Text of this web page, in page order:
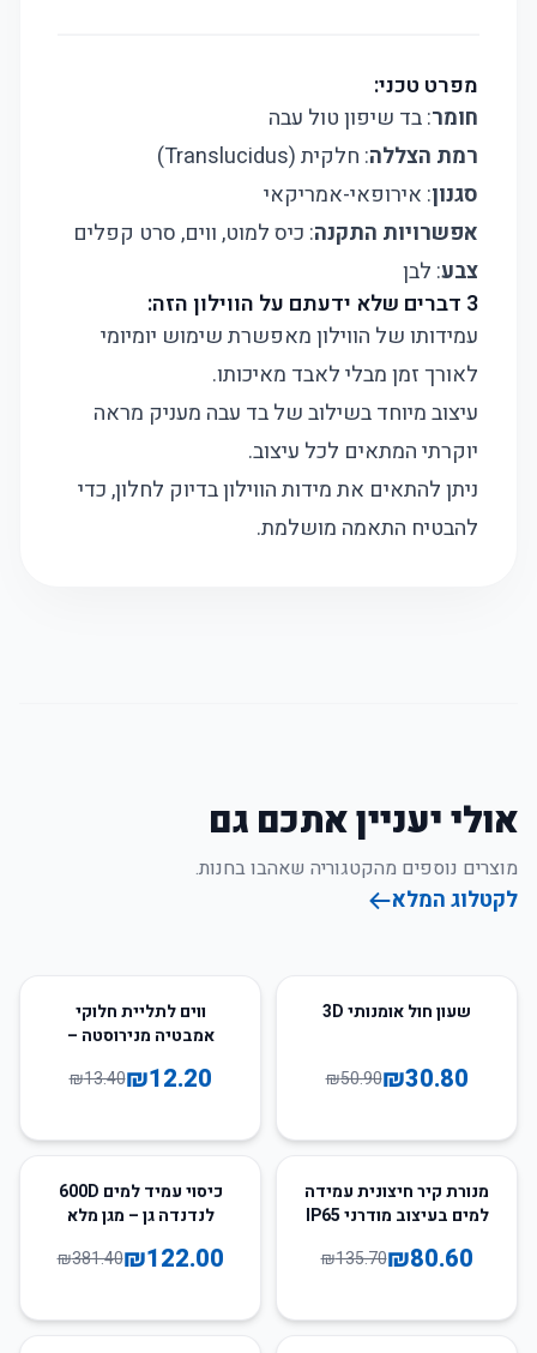
מפרט טכני:
חומר: בד שיפון טול עבה
רמת הצללה: חלקית (Translucidus)
סגנון: אירופאי-אמריקאי
אפשרויות התקנה: כיס למוט, ווים, סרט קפלים
צבע: לבן
3 דברים שלא ידעתם על הווילון הזה:
עמידותו של הווילון מאפשרת שימוש יומיומי
לאורך זמן מבלי לאבד מאיכותו.
עיצוב מיוחד בשילוב של בד עבה מעניק מראה
יוקרתי המתאים לכל עיצוב.
ניתן להתאים את מידות הווילון בדיוק לחלון, כדי
להבטיח התאמה מושלמת.
אולי יעניין אתכם גם
מוצרים נוספים מהקטגוריה שאהבו בחנות.
לקטלוג המלא
שעון חול אומנותי 3D
₪30.80
₪50.90
ווים לתליית חלוקי
אמבטיה מנירוסטה –
למים
₪12.20
₪13.40
41%מנורת קיר חיצונית עמידה
למים בעיצוב מודרני IP65
₪80.60
₪135.70
68
כיסוי עמיד למים 600D
לנדנדה גן – מגן מלא
₪122.00
₪381.40